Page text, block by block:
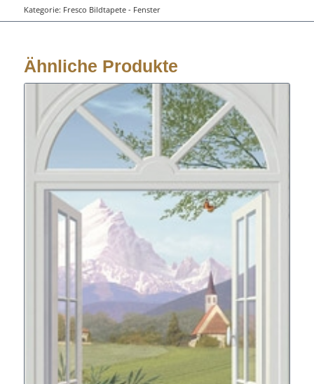
Kategorie: Fresco Bildtapete - Fenster
Ähnliche Produkte